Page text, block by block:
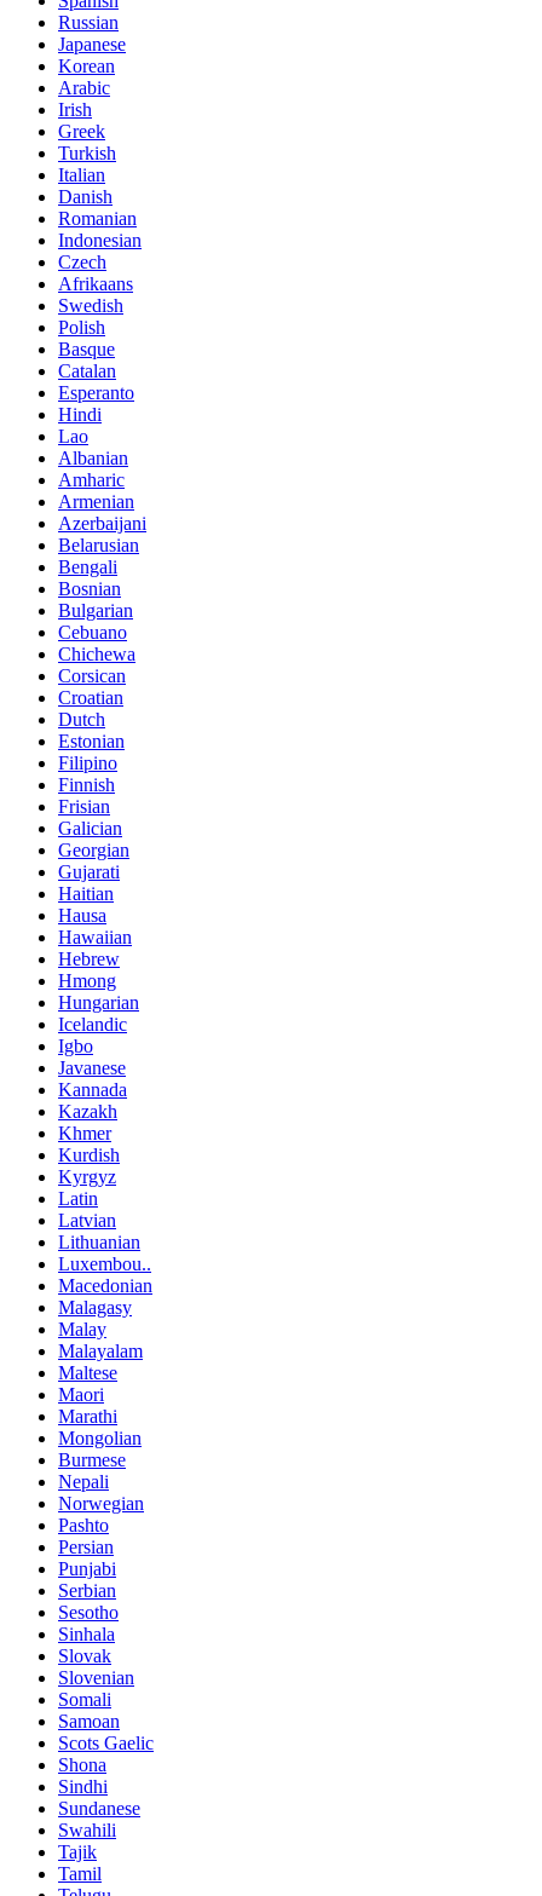
Russian
Japanese
Korean
Arabic
Irish
Greek
Turkish
Italian
Danish
Romanian
Indonesian
Czech
Afrikaans
Swedish
Polish
Basque
Catalan
Esperanto
Hindi
Lao
Albanian
Amharic
Armenian
Azerbaijani
Belarusian
Bengali
Bosnian
Bulgarian
Cebuano
Chichewa
Corsican
Croatian
Dutch
Estonian
Filipino
Finnish
Frisian
Galician
Georgian
Gujarati
Haitian
Hausa
Hawaiian
Hebrew
Hmong
Hungarian
Icelandic
Igbo
Javanese
Kannada
Kazakh
Khmer
Kurdish
Kyrgyz
Latin
Latvian
Lithuanian
Luxembou..
Macedonian
Malagasy
Malay
Malayalam
Maltese
Maori
Marathi
Mongolian
Burmese
Nepali
Norwegian
Pashto
Persian
Punjabi
Serbian
Sesotho
Sinhala
Slovak
Slovenian
Somali
Samoan
Scots Gaelic
Shona
Sindhi
Sundanese
Swahili
Tajik
Tamil